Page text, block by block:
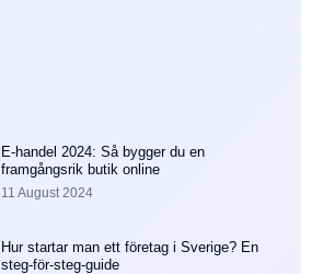
E-handel 2024: Så bygger du en
framgångsrik butik online
11 August 2024
Hur startar man ett företag i Sverige? En
steg-för-steg-guide